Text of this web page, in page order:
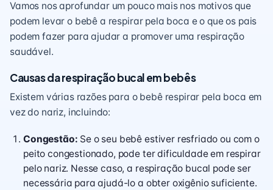
Vamos nos aprofundar um pouco mais nos motivos que
podem levar o bebê a respirar pela boca e o que os pais
podem fazer para ajudar a promover uma respiração
saudável.
Causas da respiração bucal em bebês
Existem várias razões para o bebê respirar pela boca em
vez do nariz, incluindo:
Congestão: Se o seu bebê estiver resfriado ou com o
peito congestionado, pode ter dificuldade em respirar
pelo nariz. Nesse caso, a respiração bucal pode ser
necessária para ajudá-lo a obter oxigênio suficiente.